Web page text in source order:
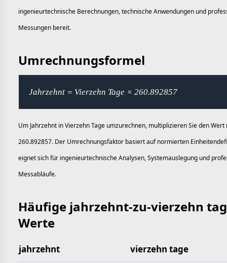
ingenieurtechnische Berechnungen, technische Anwendungen und
Messungen bereit.
Umrechnungsformel
Jahrzehnt = Vierzehn Tage × 260.892857
Um Jahrzehnt in Vierzehn Tage umzurechnen, multiplizieren Sie den Wert
260.892857. Der Umrechnungsfaktor basiert auf normierten
eignet sich für ingenieurtechnische Analysen, Systemauslegung und
Messabläufe.
Häufige jahrzehnt-zu-vierzehn
Werte
jahrzehnt vierzehn tage